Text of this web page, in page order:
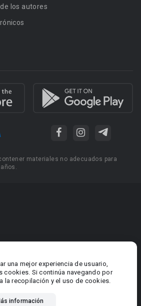
una mejor experiencia de usuario,
cookies. Si continúa navegando por
la recopilación y el uso de cookies.
información
los autores
materiales no adecuados para
de libros
derechos reservados.